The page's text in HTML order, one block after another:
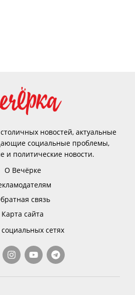
новостей, актуальные
социальные проблемы,
и политические новости.
О Вечёрке
связь
Карта сайта
сетях